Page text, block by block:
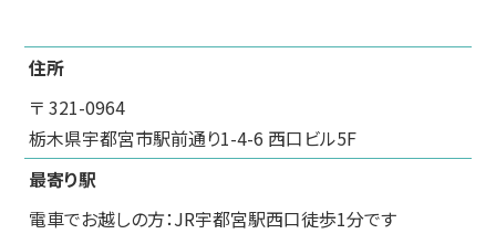
住所
〒 321-0964
栃木県宇都宮市駅前通り1-4-6 西口ビル5F
最寄り駅
電車でお越しの方：JR宇都宮駅西口徒歩1分です